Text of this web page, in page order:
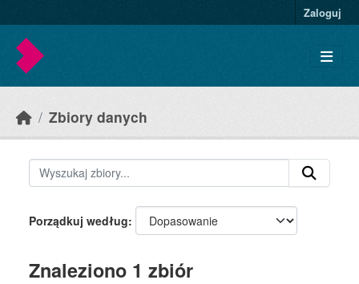
Zaloguj
Zbiory danych
Porządkuj według
Znaleziono 1 zbiór